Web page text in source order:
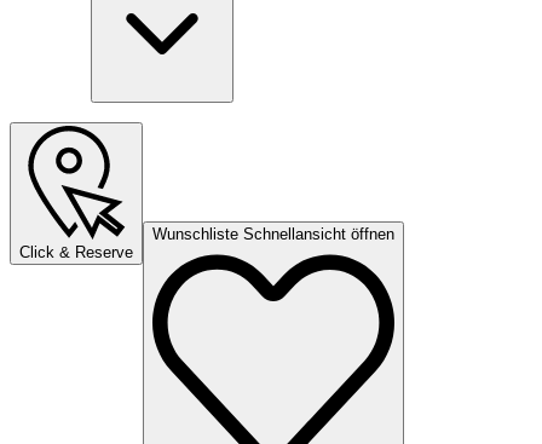
Click & Reserve
Wunschliste Schnellansicht öffnen